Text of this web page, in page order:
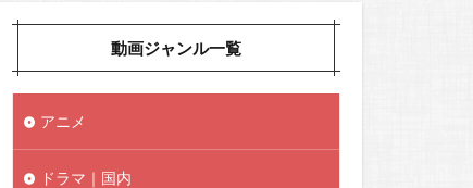
動画ジャンル一覧
アニメ
ドラマ｜国内